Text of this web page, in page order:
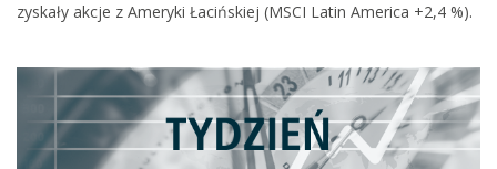
zyskały akcje z Ameryki Łacińskiej (MSCI Latin America +2,4 %).